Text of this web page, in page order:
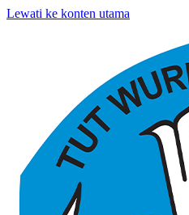
Lewati ke konten utama